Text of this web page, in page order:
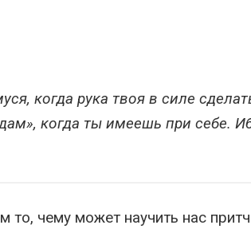
когда рука твоя в силе
когда ты имеешь при себе.
чему может научить нас